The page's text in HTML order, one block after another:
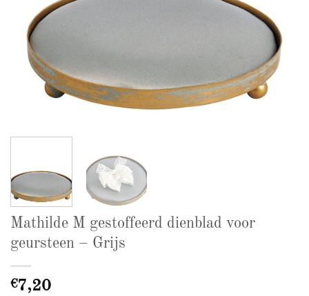
Mathilde M gestoffeerd dienblad voor
geursteen – Grijs
€7,20